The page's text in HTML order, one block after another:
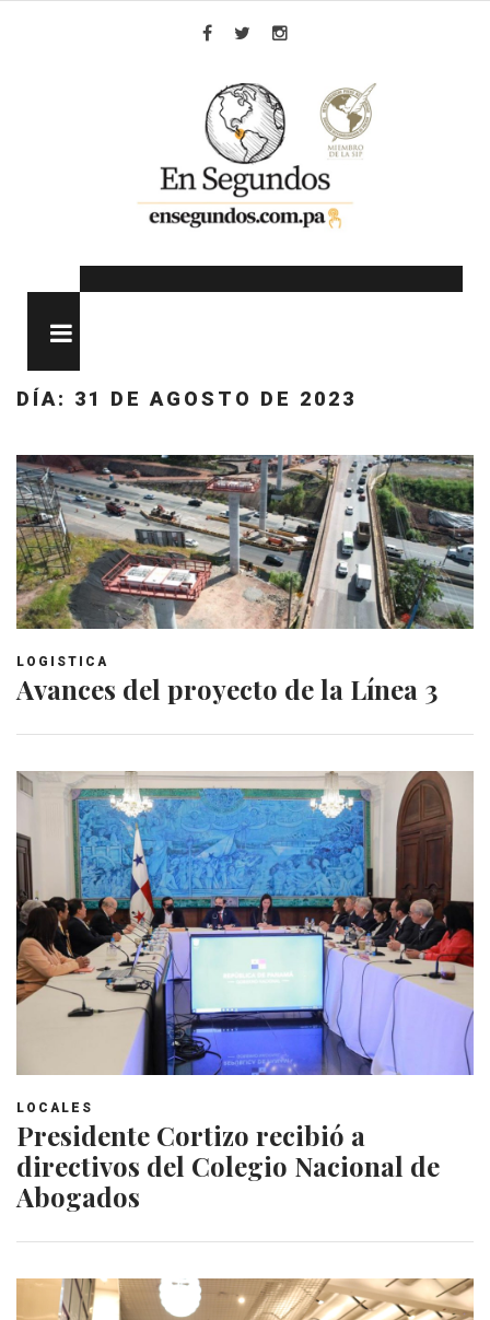
DÍA: 31 DE AGOSTO DE 2023
LOGISTICA
Avances del proyecto de la Línea 3
LOCALES
Presidente Cortizo recibió a
directivos del Colegio Nacional de
Abogados